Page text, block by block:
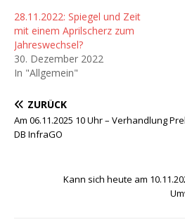
28.11.2022: Spiegel und Zeit
mit einem Aprilscherz zum
Jahreswechsel?
30. Dezember 2022
In "Allgemein"
ZURÜCK
Am 06.11.2025 10 Uhr – Verhandlung
DB InfraGO
Kann sich heute am